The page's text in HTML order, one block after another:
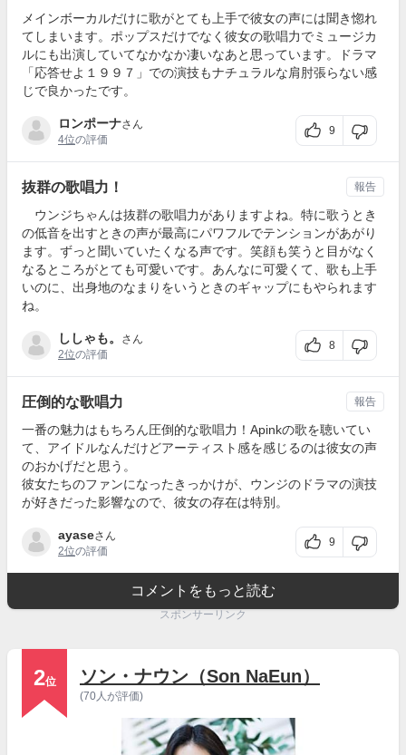
メインボーカルだけに歌がとても上手で彼女の声には聞き惚れ
てしまいます。ポップスだけでなく彼女の歌唱力でミュージカ
ルにも出演していてなかなか凄いなあと思っています。ドラマ
「応答せよ１９９７」での演技もナチュラルな肩肘張らない感
じで良かったです。
ロンポーナさん
4位の評価
9
抜群の歌唱力！
ウンジちゃんは抜群の歌唱力がありますよね。特に歌うとき
の低音を出すときの声が最高にパワフルでテンションがあがり
ます。ずっと聞いていたくなる声です。笑顔も笑うと目がなく
なるところがとても可愛いです。あんなに可愛くて、歌も上手
いのに、出身地のなまりをいうときのギャップにもやられます
ね。
ししゃも。
さん
2位の評価
8
報告
圧倒的な歌唱力
一番の魅力はもちろん圧倒的な歌唱力！Apinkの歌を聴いてい
て、アイドルなんだけどアーティスト感を感じるのは彼女の声
のおかげだと思う。
彼女たちのファンになったきっかけが、ウンジのドラマの演技
が好きだった影響なので、彼女の存在は特別。
ayaseさん
2位の評価
9
報告
コメントをもっと読む
スポンサーリンク
2位 ソン・ナウン（Son NaEun）
(70人が評価)